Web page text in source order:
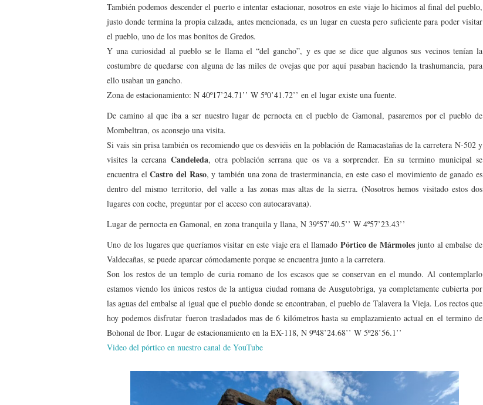
También podemos descender el puerto e intentar estacionar, nosotros en este viaje lo hicimos al final del pueblo,
justo donde termina la propia calzada, antes mencionada, es un lugar en cuesta pero suficiente para poder visitar
el pueblo, uno de los mas bonitos de Gredos.
Y una curiosidad al pueblo se le llama el “del gancho”, y es que se dice que algunos sus vecinos tenían la
costumbre de quedarse con alguna de las miles de ovejas que por aquí pasaban haciendo la trashumancia, para
ello usaban un gancho.
Zona de estacionamiento: N 40º17’24.71’’ W 5º0’41.72’’ en el lugar existe una fuente.
De camino al que iba a ser nuestro lugar de pernocta en el pueblo de Gamonal, pasaremos por el pueblo de
Mombeltran, os aconsejo una visita.
Si vais sin prisa también os recomiendo que os desviéis en la población de Ramacastañas de la carretera N-502 y
visites la cercana Candeleda, otra población serrana que os va a sorprender. En su termino municipal se
encuentra elCastro del Raso, y también una zona de trasterminancia, en este caso el movimiento de ganado es
dentro del mismo territorio, del valle a las zonas mas altas de la sierra. (Nosotros hemos visitado estos dos
lugares con coche, preguntar por el acceso con autocaravana).
Lugar de pernocta en Gamonal, en zona tranquila y llana, N 39º57’40.5’’ W 4º57’23.43’’
Uno de los lugares que queríamos visitar en este viaje era el llamado Pórtico de Mármolesjunto al embalse de
Valdecañas, se puede aparcar cómodamente porque se encuentra junto a la carretera.
Son los restos de un templo de curia romano de los escasos que se conservan en el mundo. Al contemplarlo
estamos viendo los únicos restos de la antigua ciudad romana de Ausgutobriga, ya completamente cubierta por
las aguas del embalse al igual que el pueblo donde se encontraban, el pueblo de Talavera la Vieja. Los rectos que
hoy podemos disfrutar fueron trasladados mas de 6 kilómetros hasta su emplazamiento actual en el termino de
Bohonal de Ibor. Lugar de estacionamiento en la EX-118, N 9º48’24.68’’ W 5º28’56.1’’
Video del pórtico en nuestro canal de YouTube